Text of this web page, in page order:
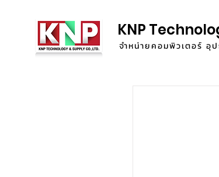
KNP
จำหน่ายคอมพิวเตอร์ อุ